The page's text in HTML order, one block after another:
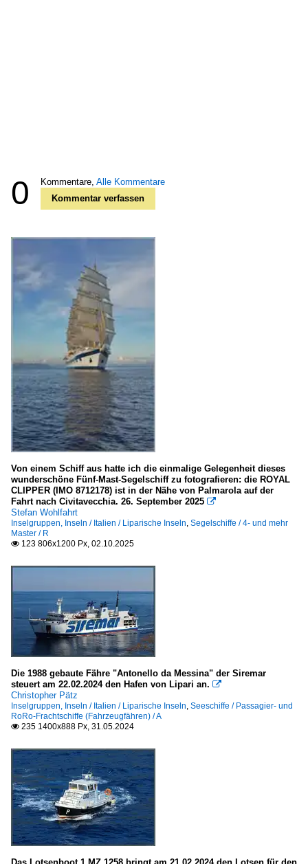
0 Kommentare, Alle Kommentare
Kommentar verfassen
Von einem Schiff aus hatte ich die einmalige Gelegenheit dieses
wunderschöne Fünf-Mast-Segelschiff zu fotografieren: die ROYAL
CLIPPER (IMO 8712178) ist in der Nähe von Palmarola auf der
Fahrt nach Civitavecchia. 26. September 2025 
Stefan Wohlfahrt
Inselgruppen, Inseln / Italien / Liparische Inseln Segelschiffe / 4- und mehr
Master / R
 123 806x1200 Px, 02.10.2025
Die 1988 gebaute Fähre "Antonello da Messina" der Siremar
steuert am 22.02.2024 den Hafen von Lipari an. 
Christopher Pätz
Inselgruppen, Inseln / Italien / Liparische Inseln Seeschiffe / Passagier- und
RoRo-Frachtschiffe (Fahrzeugfähren) / A
 235 1400x888 Px, 31.05.2024